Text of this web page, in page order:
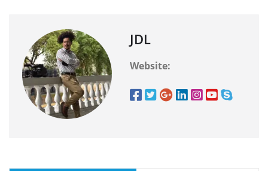
JDL
Website: